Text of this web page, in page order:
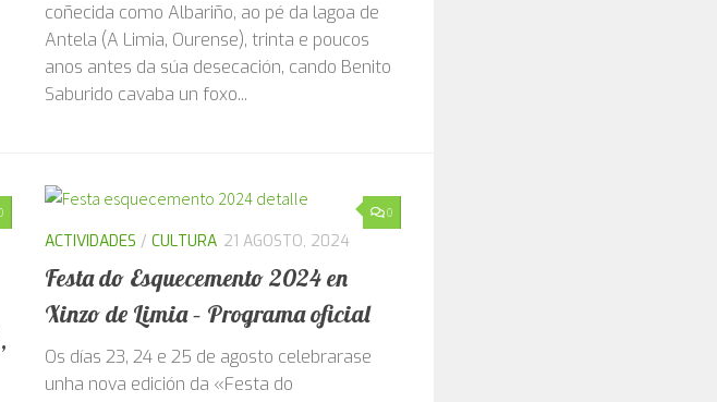
No ano 1924, na paraxe de Vilar de Santos
coñecida como Albariño, ao pé da lagoa de
Antela (A Limia, Ourense), trinta e poucos
anos antes da súa desecación, cando Benito
ACTIVIDADES/CULTURA 21 AGOSTO, 2024
Festa do Esquecemento 2024 en
Xinzo de Limia – Programa oficial
Os días 23, 24 e 25 de agosto celebrarase